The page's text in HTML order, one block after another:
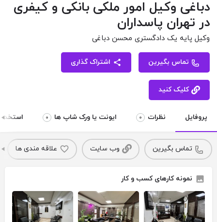
‏دباغی ‏وکیل ‏امور ‏ملکی ‏بانکی ‏و ‏کیفری
‏در ‏تهران پاسداران
وکیل ‏پایه ‏یک ‏دادگستری ‏محسن ‏دباغی
تماس بگیرین اشتراک گذاری
کلیک کنید
پروفایل نظرات 0 ایونت یا ورک شاپ ها 0
تماس بگیرین وب سایت علاقه مندی ها
نمونه کارهای کسب و کار